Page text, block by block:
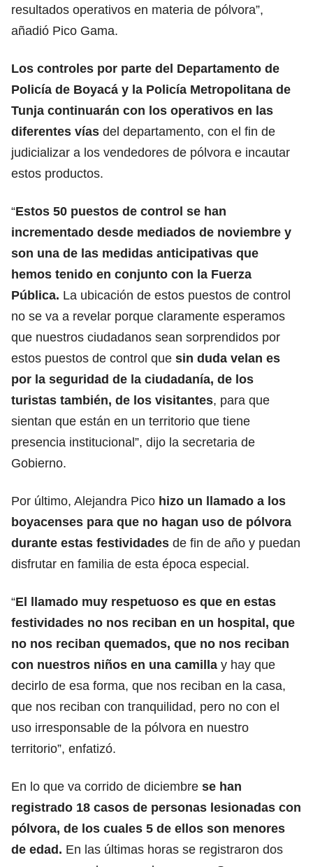
resultados operativos en materia de pólvora”,
añadió Pico Gama.
Los controles por parte del Departamento de
Policía de Boyacá y la Policía Metropolitana de
Tunja continuarán con los operativos en las
diferentes vías del departamento, con el fin de
judicializar a los vendedores de pólvora e incautar
estos productos.
“Estos 50 puestos de control se han
incrementado desde mediados de noviembre y
son una de las medidas anticipativas que
hemos tenido en conjunto con la Fuerza
Pública. La ubicación de estos puestos de control
no se va a revelar porque claramente esperamos
que nuestros ciudadanos sean sorprendidos por
estos puestos de control que sin duda velan es
por la seguridad de la ciudadanía, de los
turistas también, de los visitantes, para que
sientan que están en un territorio que tiene
presencia institucional”, dijo la secretaria de
Gobierno.
Por último, Alejandra Pico hizo un llamado a los
boyacenses para que no hagan uso de pólvora
durante estas festividades de fin de año y puedan
disfrutar en familia de esta época especial.
“El llamado muy respetuoso es que en estas
festividades no nos reciban en un hospital, que
no nos reciban quemados, que no nos reciban
con nuestros niños en una camilla y hay que
decirlo de esa forma, que nos reciban en la casa,
que nos reciban con tranquilidad, pero no con el
uso irresponsable de la pólvora en nuestro
territorio”, enfatizó.
En lo que va corrido de diciembre se han
registrado 18 casos de personas lesionadas con
pólvora, de los cuales 5 de ellos son menores
de edad. En las últimas horas se registraron dos